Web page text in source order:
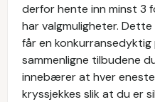
derfor hente inn minst 3
har valgmuligheter.
får en
sammenligne tilbudene
innebærer at hver
kryssjekkes slik at du er